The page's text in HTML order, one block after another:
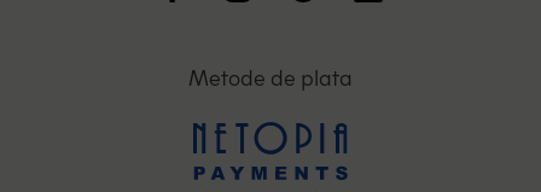
Metode de plata